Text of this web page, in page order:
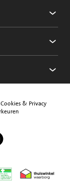
Cookies & Privacy
YouTube
Thuiswinkel